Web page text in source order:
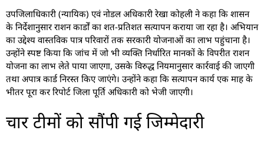
उपजिलाधिकारी (न्यायिक) एवं नोडल अधिकारी रेखा कोहली ने कहा कि शासन
के निर्देशानुसार राशन कार्डों का शत-प्रतिशत सत्यापन कराया जा रहा है। अभियान
का उद्देश्य वास्तविक पात्र परिवारों तक सरकारी योजनाओं का लाभ पहुंचाना है।
उन्होंने स्पष्ट किया कि जांच में जो भी व्यक्ति निर्धारित मानकों के विपरीत राशन
योजना का लाभ लेते पाया जाएगा, उसके विरुद्ध नियमानुसार कार्रवाई की जाएगी
तथा अपात्र कार्ड निरस्त किए जाएंगे। उन्होंने कहा कि सत्यापन कार्य एक माह के
भीतर पूरा कर रिपोर्ट जिला पूर्ति अधिकारी को भेजी जाएगी।
चार टीमों को सौंपी गई जिम्मेदारी